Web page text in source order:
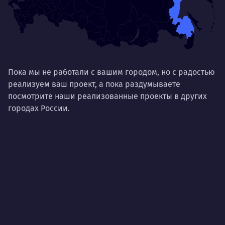
Умею
О работе
Ты — это то, что ты делаешь. Этим всё
сказано.
Пока мы не работали с вашим городом, но с радостью
реализуем ваш проект, а пока раздумываете
посмотрите наши реализованные проекты в других
городах России.